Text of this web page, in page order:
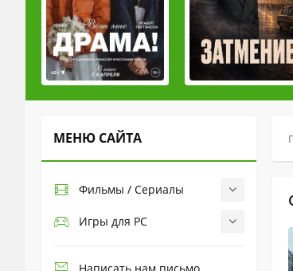
МЕНЮ САЙТА
Фильмы / Сериалы
Игры для PC